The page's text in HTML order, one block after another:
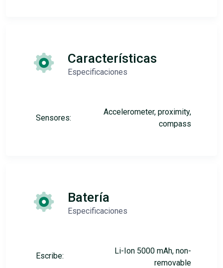
Características
Especificaciones
Sensores:
Accelerometer, proximity,
compass
Batería
Especificaciones
Escribe:
Li-Ion 5000 mAh, non-
removable